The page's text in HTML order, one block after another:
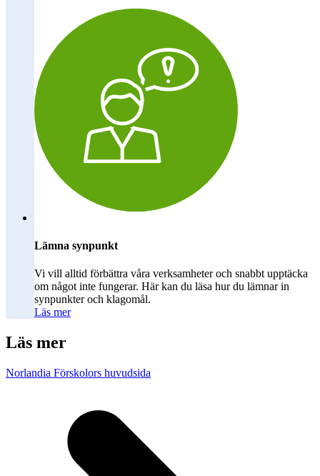
Lämna synpunkt
Vi vill alltid förbättra våra verksamheter och snabbt upptäcka
om något inte fungerar. Här kan du läsa hur du lämnar in
synpunkter och klagomål.
Läs mer
Läs mer
Norlandia Förskolors huvudsida